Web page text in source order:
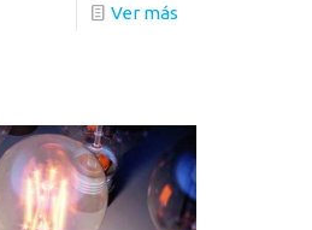
Ver más